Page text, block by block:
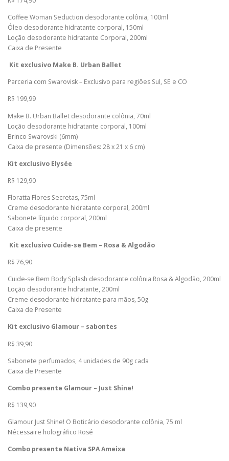
Coffee Woman Seduction desodorante colônia, 100ml
Óleo desodorante hidratante corporal, 150ml
Loção desodorante hidratante Corporal, 200ml
Caixa de Presente
Kit exclusivo Make B. Urban Ballet
Parceria com Swarovisk – Exclusivo para regiões Sul, SE e CO
R$ 199,99
Make B. Urban Ballet desodorante colônia, 70ml
Loção desodorante hidratante corporal, 100ml
Brinco Swarovski (6mm)
Caixa de presente (Dimensões: 28 x 21 x 6 cm)
Kit exclusivo Elysée
R$ 129,90
Floratta Flores Secretas, 75ml
Creme desodorante hidratante corporal, 200ml
Sabonete líquido corporal, 200ml
Caixa de presente
Kit exclusivo Cuide-se Bem – Rosa & Algodão
R$ 76,90
Cuide-se Bem Body Splash desodorante colônia Rosa & Algodão, 200ml
Loção desodorante hidratante, 200ml
Creme desodorante hidratante para mãos, 50g
Caixa de Presente
Kit exclusivo Glamour – sabontes
R$ 39,90
Sabonete perfumados, 4 unidades de 90g cada
Caixa de Presente
Combo presente Glamour – Just Shine!
R$ 139,90
Glamour Just Shine! O Boticário desodorante colônia, 75 ml
Nécessaire holográfico Rosé
Combo presente Nativa SPA Ameixa